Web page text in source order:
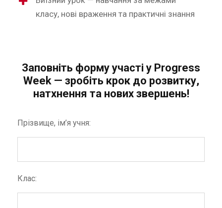
класу, нові враження та практичні знання
Заповніть форму участі у Progress
Week — зробіть крок до розвитку,
натхнення та нових звершень!
Прізвище, ім’я учня:
Клас: